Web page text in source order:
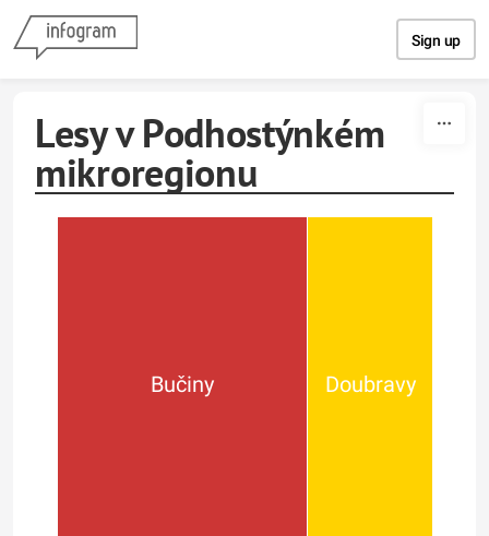
Sign up
Lesy v Podhostýnkém
mikroregionu
Bučiny Doubravy